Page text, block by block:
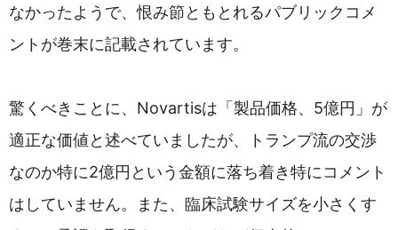
なかったようで、恨み節ともとれるパブリックコメ
ントが巻末に記載されています。
驚くべきことに、Novartisは「製品価格、5億円」が
適正な価値と述べていましたが、トランプ流の交渉
なのか特に2億円という金額に落ち着き特にコメント
はしていません。また、臨床試験サイズを小さくす